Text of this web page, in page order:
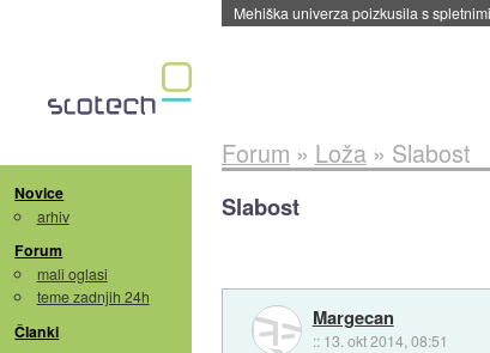
Evropska vesoljska agencija razvija
Novice
arhiv
Forum
mali oglasi
teme zadnjih 24h
Članki
Forum » Loža» Slabost
Slabost
Margecan
:: 13. okt 2014, 08:51